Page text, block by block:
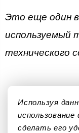
Это еще один
используемый
технического
Используя
сделать его